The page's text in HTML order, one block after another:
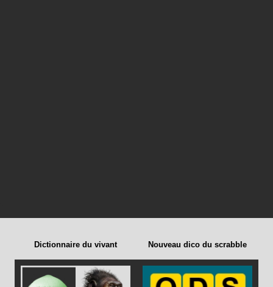
Dictionnaire du vivant Nouveau dico du scrabble